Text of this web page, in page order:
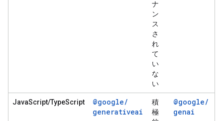
ナ
ン
ス
さ
れ
て
い
な
い
JavaScript/TypeScript @google/
generativeai
積
極
@google/
genai